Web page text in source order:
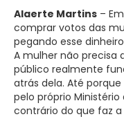
Alaerte Martins –
comprar votos das
pegando esse
A mulher não precisa
público realmente
atrás dela. Até
pelo próprio
contrário do que faz a